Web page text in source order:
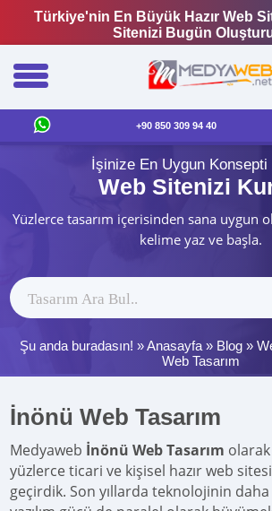
Türkiye'nin En Büyük Hazır Web
Sitenizi Bugün
+90 850 309 94 40
İşinize En Uygun Konsepti
Web Sitenizi
Yüzlerce tasarım içerisinden sana uygun
kelime yaz ve başla.
Şu anda buradasın! »Anasayfa » Blog »
Web Tasarım
İnönü Web Tasarım
Medyaweb İnönü Web Tasarım
yüzlerce ticari ve kişisel hazır web
geçirdik. Son yıllarda teknolojinin